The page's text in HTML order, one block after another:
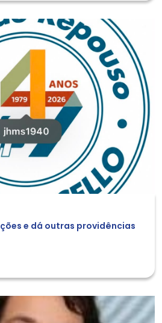
e dá outras providências